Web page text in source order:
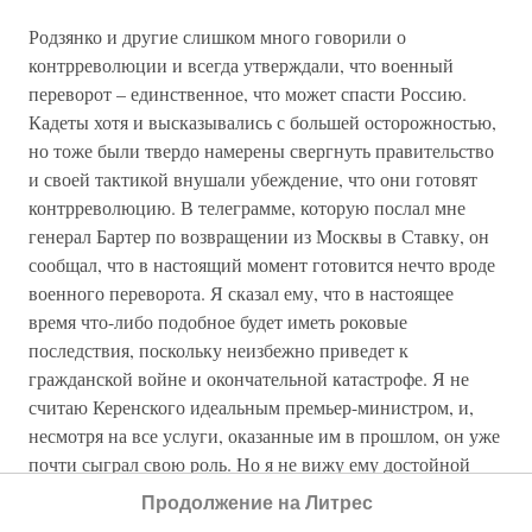
Родзянко и другие слишком много говорили о
контрреволюции и всегда утверждали, что военный
переворот – единственное, что может спасти Россию.
Кадеты хотя и высказывались с большей осторожностью,
но тоже были твердо намерены свергнуть правительство
и своей тактикой внушали убеждение, что они готовят
контрреволюцию. В телеграмме, которую послал мне
генерал Бартер по возвращении из Москвы в Ставку, он
сообщал, что в настоящий момент готовится нечто вроде
военного переворота. Я сказал ему, что в настоящее
время что-либо подобное будет иметь роковые
последствия, поскольку неизбежно приведет к
гражданской войне и окончательной катастрофе. Я не
считаю Керенского идеальным премьер-министром, и,
несмотря на все услуги, оказанные им в прошлом, он уже
почти сыграл свою роль. Но я не вижу ему достойной
замены и не верю, что правительство, состоящее
исключительно из кадетов или октябристов, будет
Продолжение на Литрес